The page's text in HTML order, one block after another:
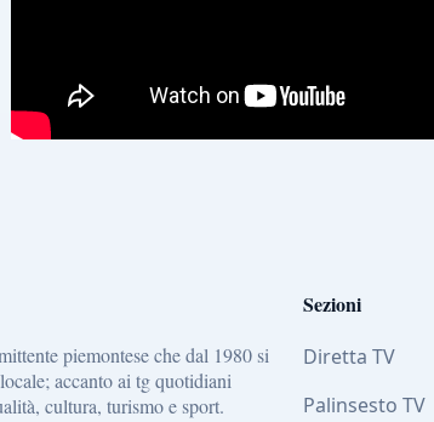
piemontese che dal 1980 si
accanto ai tg quotidiani
cultura, turismo e sport.
Sezioni
Diretta TV
Palinsesto TV